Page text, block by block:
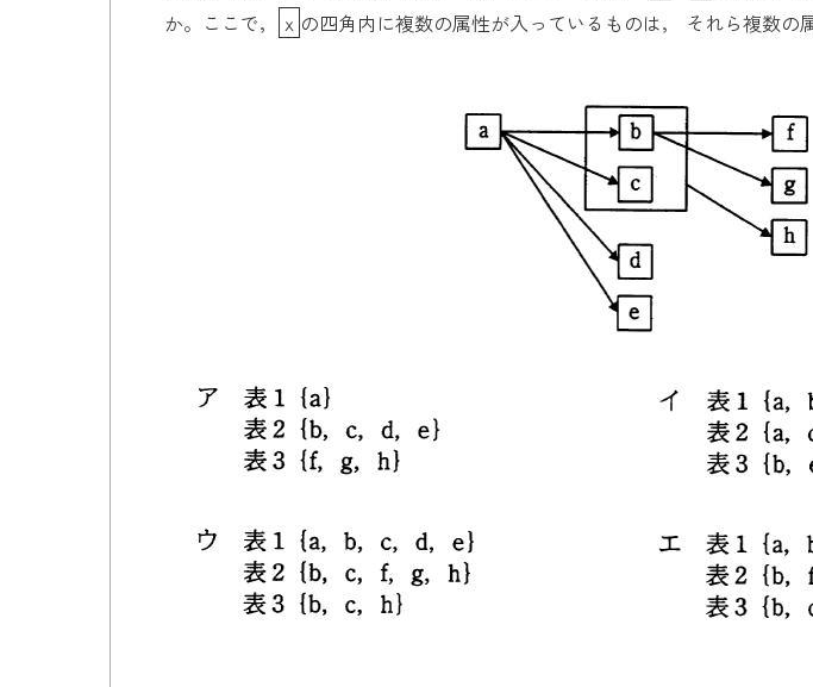
か。ここで，
ｘ の四角内に複数の属性が入っているものは， それら複数の